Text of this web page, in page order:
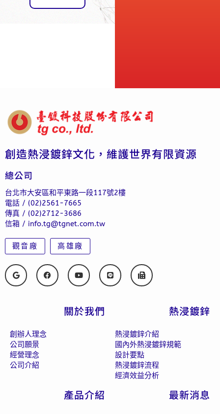
創造熱浸鍍鋅文化，維護世界有限資源
總公司
台北市大安區和平東路一段117號2樓
電話 / (02)2561-7665
傳真 / (02)2712-3686
信箱 / info.tg@tgnet.com.tw
觀音廠 高雄廠
關於我們
創辦人理念
公司願景
經營理念
公司介紹
熱浸鍍鋅
熱浸鍍鋅介紹
國內外熱浸鍍鋅規範
設計要點
熱浸鍍鋅流程
經濟效益分析
產品介紹 最新消息